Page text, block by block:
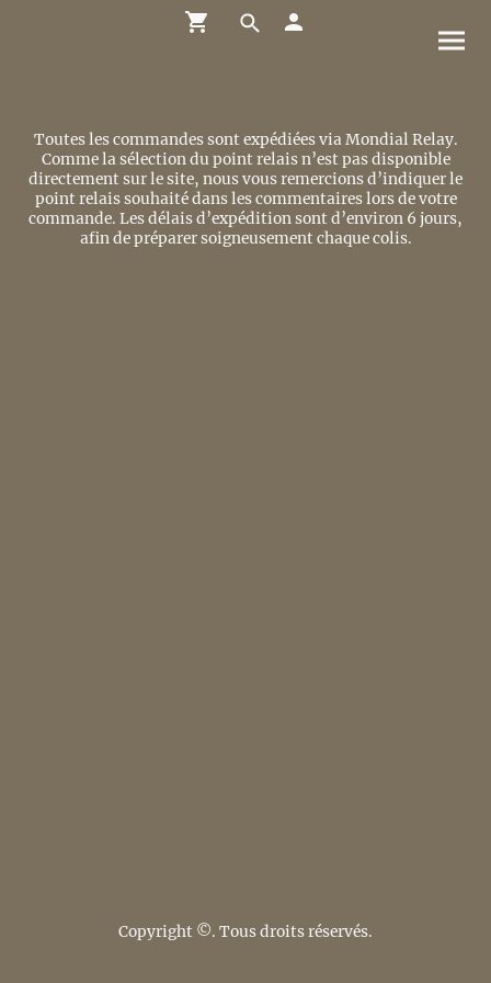
Toutes les commandes sont expédiées via Mondial Relay.
Comme la sélection du point relais n’est pas disponible
directement sur le site, nous vous remercions d’indiquer le
point relais souhaité dans les commentaires lors de votre
commande. Les délais d’expédition sont d’environ 6 jours,
afin de préparer soigneusement chaque colis.
Copyright ©. Tous droits réservés.